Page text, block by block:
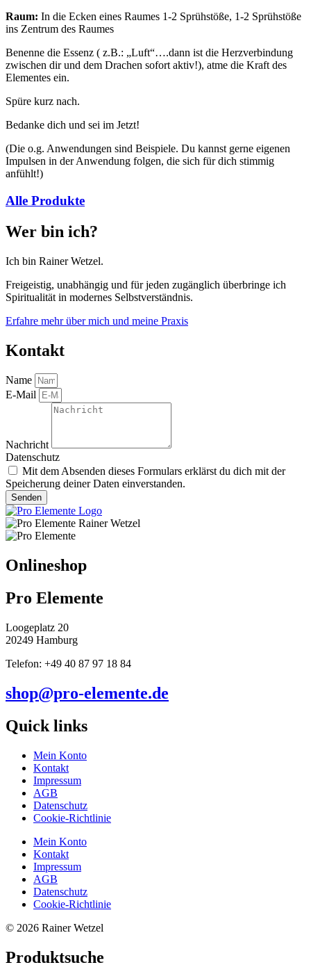
Raum: In die Ecken eines Raumes 1-2 Sprühstöße, 1-2 Sprühstöße
ins Zentrum des Raumes
Benenne die Essenz ( z.B.: „Luft“….dann ist die Herzverbindung
zwischen dir und dem Drachen sofort aktiv!), atme die Kraft des
Elementes ein.
Spüre kurz nach.
Bedanke dich und sei im Jetzt!
(Die o.g. Anwendungen sind Beispiele. Du kannst gerne eigenen
Impulsen in der Anwendung folgen, die sich für dich stimmig
anfühlt!)
Alle Produkte
Wer bin ich?
Ich bin Rainer Wetzel.
Freigeistig, unabhängig und für jeden zugänglich überbringe ich
Spiritualität in modernes Selbstverständnis.
Erfahre mehr über mich und meine Praxis
Kontakt
Name
E-Mail
Nachricht
Datenschutz
Mit dem Absenden dieses Formulars erklärst du dich mit der
Speicherung deiner Daten einverstanden.
Senden
Onlineshop
Pro Elemente
Loogeplatz 20
20249 Hamburg
Telefon: +49 40 87 97 18 84
shop@pro-elemente.de
Quick links
Mein Konto
Kontakt
Impressum
AGB
Datenschutz
Cookie-Richtlinie
Mein Konto
Kontakt
Impressum
AGB
Datenschutz
Cookie-Richtlinie
© 2026 Rainer Wetzel
Produktsuche